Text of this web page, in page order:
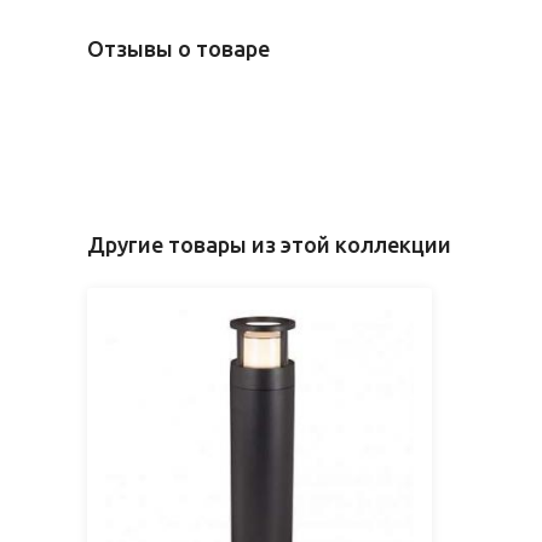
Отзывы о товаре
Другие товары из этой коллекции